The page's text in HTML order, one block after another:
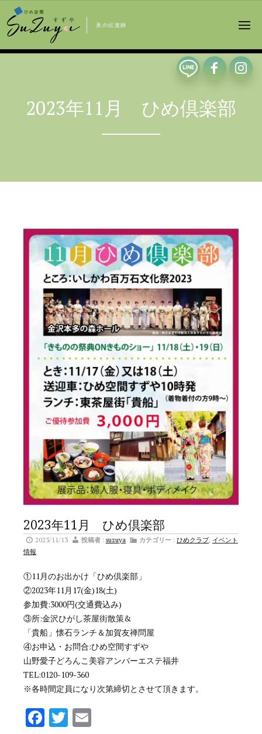
美の伝道師
2023年11月 ひめ倶楽部
2023年11月 ひめ倶楽部
2023/11/13 投稿者 : suzuya カテゴリー : ひめクラブ, イベント
情報
①11月のお出かけ「ひめ倶楽部」
②2023年11月17(金)18(土)
参加費:3000円(交通費込み)
③所:金沢ひがし茶屋街散策&
「貴船」懐石ランチ＆加賀友禅問屋
④お申込・お問合:ひめ空間すずや
山野愛子どろんこ美容アンバーエステ福井
TEL:0120-109-360
※各時間定員になり次第締切とさせて頂きます。
Facebook
Twitter